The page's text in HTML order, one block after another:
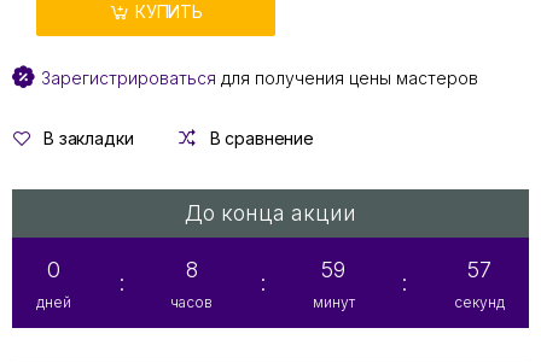
КУПИТЬ
Зарегистрироваться для получения цены мастеров
В закладки В сравнение
До конца акции
0
дней
:
8
часов
:
59
минут
:
56
секунд